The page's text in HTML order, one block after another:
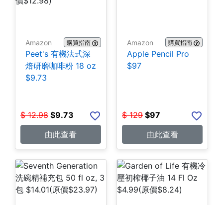
Amazon 購買指南
Peet's 有機法式深
焙研磨咖啡粉 18 oz
$9.73
$ 12.98 $9.73
由此查看
Amazon 購買指南
Apple Pencil Pro
$97
$ 129 $97
由此查看